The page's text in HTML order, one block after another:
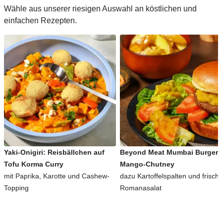
Wähle aus unserer riesigen Auswahl an köstlichen und
einfachen Rezepten.
Yaki-Onigiri: Reisbällchen auf
Tofu Korma Curry
mit Paprika, Karotte und Cashew-
Topping
Beyond Meat Mumbai Burger
Mango-Chutney
dazu Kartoffelspalten und
Romanasalat